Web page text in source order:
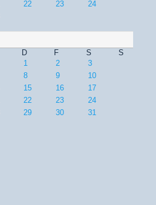
22 23
24
D F S
S
1
2
3
8 9
10
15 16
17
22 23
24
29 30 31